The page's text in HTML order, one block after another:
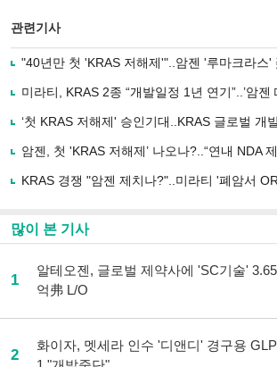
로
기
사
유
기
관련기사
"40년만 첫 'KRAS 저해제'"..암젠 '루마크라스'
미라티, KRAS 2종 “개발일정 1년 연기”..’암젠
‘첫 KRAS 저해제' 승인기대..KRAS 글로벌 개
암젠, 첫 'KRAS 저해제’ 나오나?..“연내 NDA
KRAS 경쟁 "암젠 제치나?"..미라티 '폐암서
많이 본 기사
1
알테오젠, 글로벌 제약사에 'SC기술' 3.65
억弗 L/O
2
화이자, 멧세라 인수 '디앤디' 경구용